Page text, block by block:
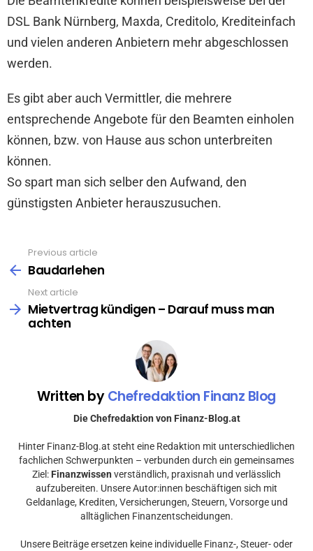
DSL Bank Nürnberg, Maxda, Creditolo, Krediteinfach
und vielen anderen Anbietern mehr abgeschlossen
werden.
Es gibt aber auch Vermittler, die mehrere
entsprechende Angebote für den Beamten einholen
können, bzw. von Hause aus schon unterbreiten
können.
So spart man sich selber den Aufwand, den
günstigsten Anbieter herauszusuchen.
more
Previous article
Baudarlehen
Next article
Mietvertrag kündigen – Darauf muss man
achten
Written byChefredaktion Finanz Blog
Die Chefredaktion von Finanz-Blog.at
Hinter Finanz-Blog.at steht eine Redaktion mit unterschiedlichen
fachlichen Schwerpunkten – verbunden durch ein gemeinsames
Ziel: Finanzwissen verständlich, praxisnah und verlässlich
aufzubereiten. Unsere Autor:innen beschäftigen sich mit
Geldanlage, Krediten, Versicherungen, Steuern, Vorsorge und
alltäglichen Finanzentscheidungen.
Unsere Beiträge ersetzen keine individuelle Finanz-, Steuer- oder